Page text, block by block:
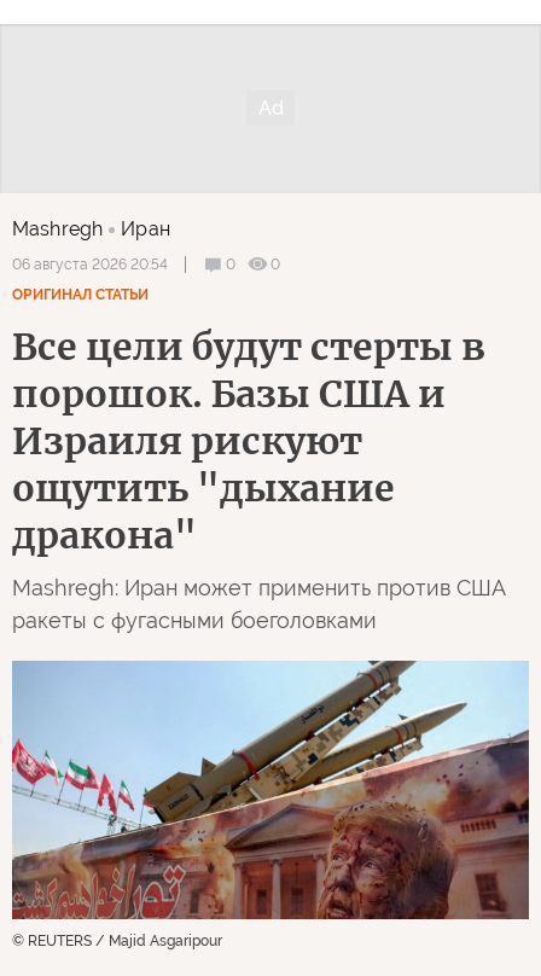
Mashregh Иран
06 августа 2026 20:54 0
0
ОРИГИНАЛ СТАТЬИ
Все цели будут стерты в
порошок. Базы США и
Израиля рискуют
ощутить "дыхание
дракона"
Mashregh: Иран может применить против США
ракеты с фугасными боеголовками
© REUTERS / Majid Asgaripour